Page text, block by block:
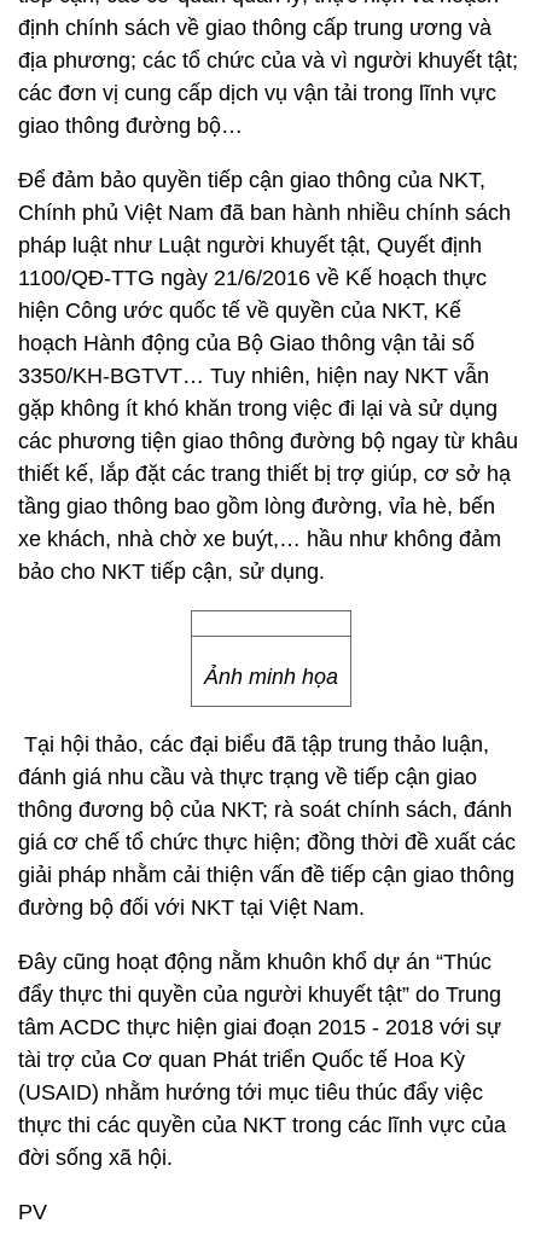
định chính sách về giao thông cấp trung ương và
địa phương; các tổ chức của và vì người khuyết tật;
các đơn vị cung cấp dịch vụ vận tải trong lĩnh vực
giao thông đường bộ…
Để đảm bảo quyền tiếp cận giao thông của NKT,
Chính phủ Việt Nam đã ban hành nhiều chính sách
pháp luật như Luật người khuyết tật, Quyết định
1100/QĐ-TTG ngày 21/6/2016 về Kế hoạch thực
hiện Công ước quốc tế về quyền của NKT, Kế
hoạch Hành động của Bộ Giao thông vận tải số
3350/KH-BGTVT… Tuy nhiên, hiện nay NKT vẫn
gặp không ít khó khăn trong việc đi lại và sử dụng
các phương tiện giao thông đường bộ ngay từ khâu
thiết kế, lắp đặt các trang thiết bị trợ giúp, cơ sở hạ
tầng giao thông bao gồm lòng đường, vỉa hè, bến
xe khách, nhà chờ xe buýt,… hầu như không đảm
bảo cho NKT tiếp cận, sử dụng.
Ảnh minh họa
Tại hội thảo, các đại biểu đã tập trung thảo luận,
đánh giá nhu cầu và thực trạng về tiếp cận giao
thông đương bộ của NKT; rà soát chính sách, đánh
giá cơ chế tổ chức thực hiện; đồng thời đề xuất các
giải pháp nhằm cải thiện vấn đề tiếp cận giao thông
đường bộ đối với NKT tại Việt Nam.
Đây cũng hoạt động nằm khuôn khổ dự án “Thúc
đẩy thực thi quyền của người khuyết tật” do Trung
tâm ACDC thực hiện giai đoạn 2015 - 2018 với sự
tài trợ của Cơ quan Phát triển Quốc tế Hoa Kỳ
(USAID) nhằm hướng tới mục tiêu thúc đẩy việc
thực thi các quyền của NKT trong các lĩnh vực của
đời sống xã hội.
PV